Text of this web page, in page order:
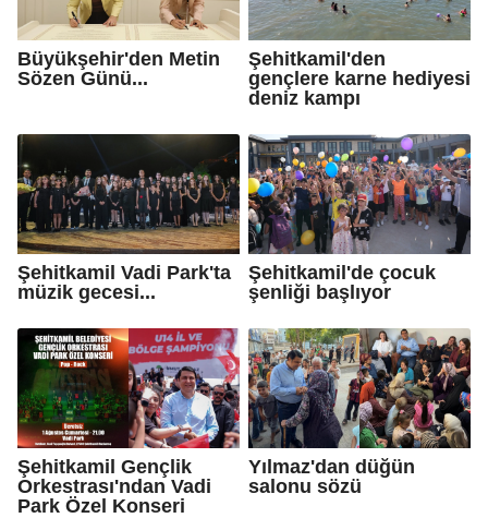
Büyükşehir'den Metin
Sözen Günü...
Şehitkamil'den
gençlere karne hediyesi
deniz kampı
Şehitkamil Vadi Park'ta
müzik gecesi...
Şehitkamil'de çocuk
şenliği başlıyor
Şehitkamil Gençlik
Orkestrası'ndan Vadi
Park Özel Konseri
Yılmaz'dan düğün
salonu sözü